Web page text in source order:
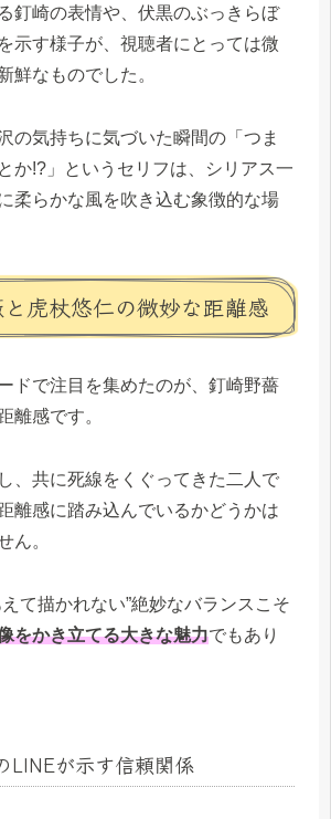
釘崎の表情や、伏黒のぶっきらぼ
示す様子が、視聴者にとっては微
鮮なものでした。
の気持ちに気づいた瞬間の「つま
か!?」というセリフは、シリアス一
柔らかな風を吹き込む象徴的な場
虎杖悠仁の微妙な距離感
ドで注目を集めたのが、釘崎野薔
離感です。
、共に死線をくぐってきた二人で
離感に踏み込んでいるかどうかは
ん。
て描かれない”絶妙なバランスこそ
をかき立てる大きな魅力でもあり
LINEが示す信頼関係